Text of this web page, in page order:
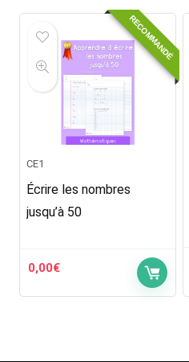
5,00€.2,99€.
RECOMMANDÉ
CE1
Écrire les nombres
jusqu’à 50
0,00€